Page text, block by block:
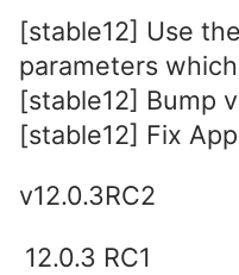
[stable12] Use
parameters
[stable12] Bump
[stable12] Fix
v12.0.3RC2
12.0.3 RC1